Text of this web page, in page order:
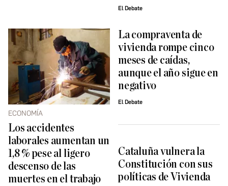
El Debate
ECONOMÍA
Los accidentes
laborales aumentan un
1,8 % pese al ligero
descenso de las
muertes en el trabajo
La compraventa de
vivienda rompe cinco
meses de caídas,
aunque el año sigue en
negativo
El Debate
Cataluña vulnera la
Constitución con sus
políticas de Vivienda